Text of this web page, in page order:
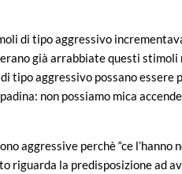
di tipo aggressivo
già arrabbiate questi stimoli
tipo aggressivo possano essere
non possiamo mica
aggressive perchè “ce l’hanno
riguarda la predisposizione ad